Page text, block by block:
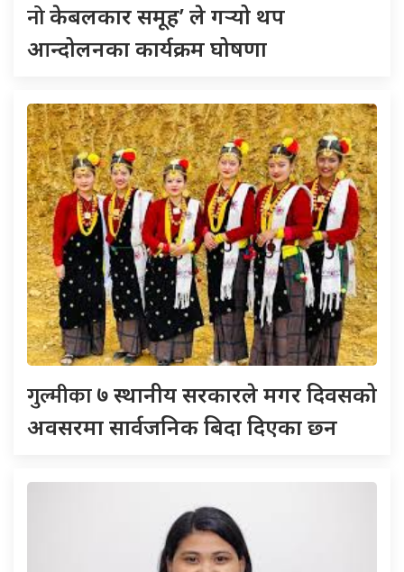
नोकेबलकार समूह’ ले गर्‍यो थप
आन्दोलनका कार्यक्रम घोषणा
गुल्मीका७ स्थानीय सरकारले मगर दिवसको
अवसरमा सार्वजनिक बिदा दिएका छ्न